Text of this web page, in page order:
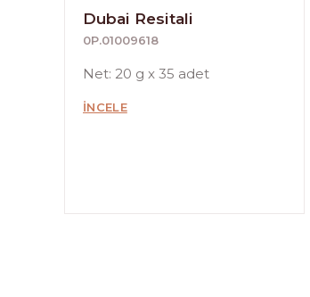
Dubai Resitali
0P.01009618
Net: 20 g x 35 adet
İNCELE